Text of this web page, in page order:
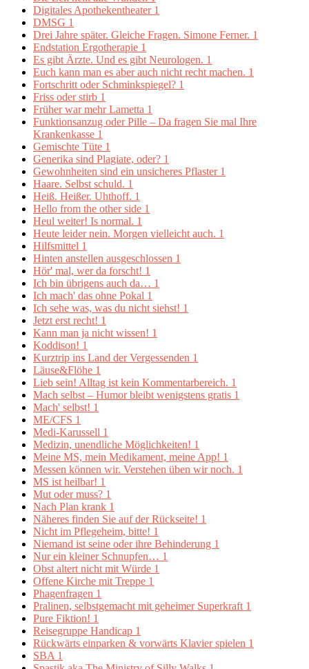
Digitales Apothekentheater 1
DMSG 1
Drei Jahre später. Gleiche Fragen. Simone Ferner. 1
Endstation Ergotherapie 1
Es gibt Ärzte. Und es gibt Neurologen. 1
Euch kann man es aber auch nicht recht machen. 1
Fortschritt oder Schminkspiegel? 1
Friss oder stirb 1
Früher war mehr Lametta 1
Funktionsanzug oder Pille – Da fragen Sie mal Ihre
Krankenkasse 1
Gemischte Tüte 1
Generika sind Plagiate, oder? 1
Gewohnheiten sind ein unsicheres Pflaster 1
Haare. Selbst schuld. 1
Heiß. Heißer. Uhthoff. 1
Hello from the other side 1
Heul weiter! Is normal. 1
Heute leider nein. Morgen vielleicht auch. 1
Hilfsmittel 1
Hinten anstellen ausgeschlossen 1
Hör' mal, wer da forscht! 1
Ich bin übrigens auch da… 1
Ich mach' das ohne Pokal 1
Ich sehe was, was du nicht siehst! 1
Jetzt erst recht! 1
Kann man ja nicht wissen! 1
Koddison! 1
Kurztrip ins Land der Vergessenden 1
Läuse&Flöhe 1
Lieb sein! Alltag ist kein Kommentarbereich. 1
Mach selbst – Humor bleibt wenigstens gratis 1
Mach' selbst! 1
ME/CFS 1
Medi-Karussell 1
Medizin, unendliche Möglichkeiten! 1
Meine MS, mein Medikament, meine App! 1
Messen können wir. Verstehen üben wir noch. 1
MS ist heilbar! 1
Mut oder muss? 1
Nach Plan krank 1
Näheres finden Sie auf der Rückseite! 1
Nicht im Pflegeheim, bitte! 1
Niemand ist seine oder ihre Behinderung 1
Nur ein kleiner Schnupfen… 1
Obst altert nicht mit Würde 1
Offene Kirche mit Treppe 1
Phagenfragen 1
Pralinen, selbstgemacht mit geheimer Superkraft 1
Pure Fiktion! 1
Reisegruppe Handicap 1
Rückwärts einparken & vorwärts Klavier spielen 1
SBA 1